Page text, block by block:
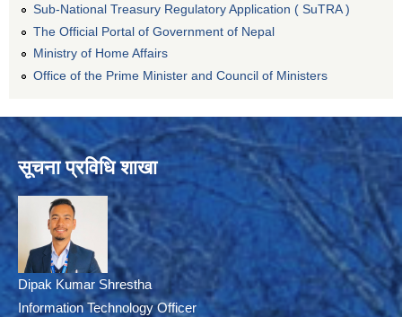
Sub-National Treasury Regulatory Application ( SuTRA )
The Official Portal of Government of Nepal
Ministry of Home Affairs
Office of the Prime Minister and Council of Ministers
सूचना प्रविधि शाखा
Dipak Kumar Shrestha
Information Technology Officer